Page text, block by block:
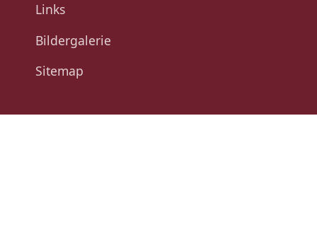
Links
Bildergalerie
Sitemap